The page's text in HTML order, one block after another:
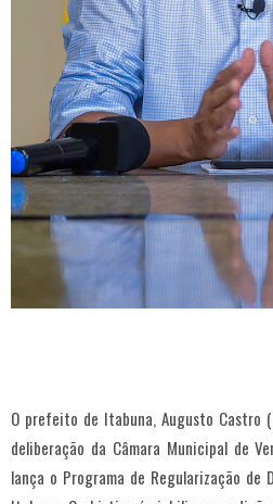
O prefeito de Itabuna, Augusto Castro
deliberação da Câmara Municipal de
lança o Programa de Regularização de